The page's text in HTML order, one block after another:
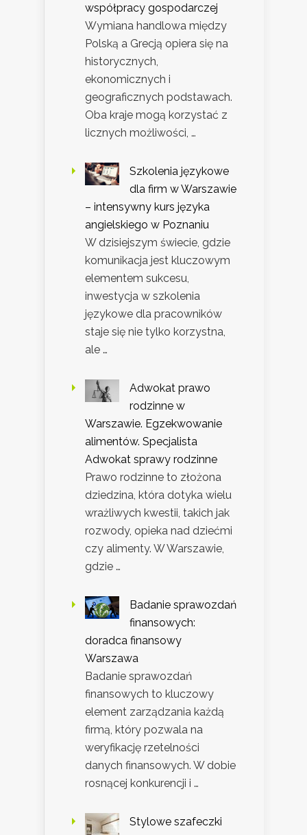
współpracy gospodarczej
Wymiana handlowa między
Polską a Grecją opiera się na
historycznych,
ekonomicznych i
geograficznych podstawach.
Oba kraje mogą korzystać z
licznych możliwości, …
Szkolenia językowe
dla firm w Warszawie
– intensywny kurs języka
angielskiego w Poznaniu
W dzisiejszym świecie, gdzie
komunikacja jest kluczowym
elementem sukcesu,
inwestycja w szkolenia
językowe dla pracowników
staje się nie tylko korzystna,
ale …
Adwokat prawo
rodzinne w
Warszawie. Egzekwowanie
alimentów. Specjalista
Adwokat sprawy rodzinne
Prawo rodzinne to złożona
dziedzina, która dotyka wielu
wrażliwych kwestii, takich jak
rozwody, opieka nad dziećmi
czy alimenty. W Warszawie,
gdzie …
Badanie sprawozdań
finansowych:
doradca finansowy
Warszawa
Badanie sprawozdań
finansowych to kluczowy
element zarządzania każdą
firmą, który pozwala na
weryfikację rzetelności
danych finansowych. W dobie
rosnącej konkurencji i …
Stylowe szafeczki